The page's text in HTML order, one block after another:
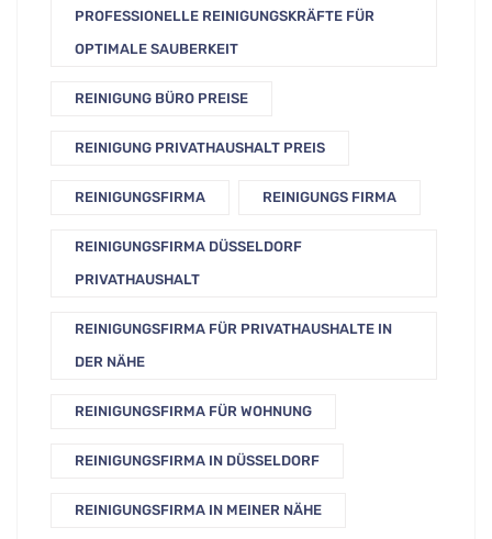
PROFESSIONELLE REINIGUNGSKRÄFTE FÜR
OPTIMALE SAUBERKEIT
REINIGUNG BÜRO PREISE
REINIGUNG PRIVATHAUSHALT PREIS
REINIGUNGSFIRMA REINIGUNGS FIRMA
REINIGUNGSFIRMA DÜSSELDORF
PRIVATHAUSHALT
REINIGUNGSFIRMA FÜR PRIVATHAUSHALTE IN
DER NÄHE
REINIGUNGSFIRMA FÜR WOHNUNG
REINIGUNGSFIRMA IN DÜSSELDORF
REINIGUNGSFIRMA IN MEINER NÄHE